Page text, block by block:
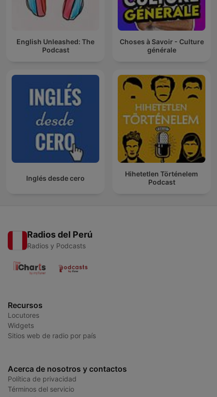
English Unleashed: The
Podcast
Choses à Savoir - Culture
générale
Inglés desde cero
Hihetetlen Történelem
Podcast
Radios del Perú
Radios y Podcasts
Recursos
Locutores
Widgets
Sitios web de radio por país
Acerca de nosotros y contactos
Política de privacidad
Términos del servicio